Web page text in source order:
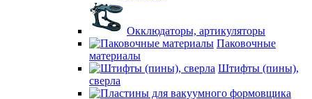
Окклюдаторы, артикуляторы
Паковочные
материалы
Штифты (пины),
сверла